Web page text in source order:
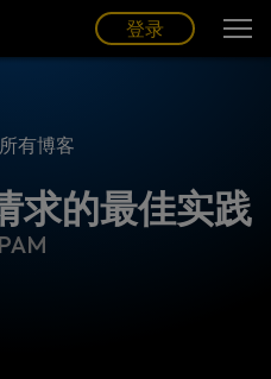
登录
有博客
求的最佳实践
PAM